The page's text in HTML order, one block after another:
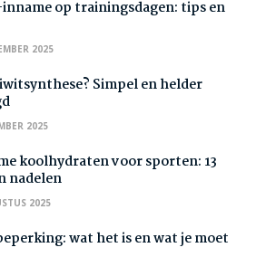
op trainingsdagen: tips en
2025
Simpel en helder
2025
koolhydraten voor sporten: 13
nadelen
2025
wat het is en wat je moet